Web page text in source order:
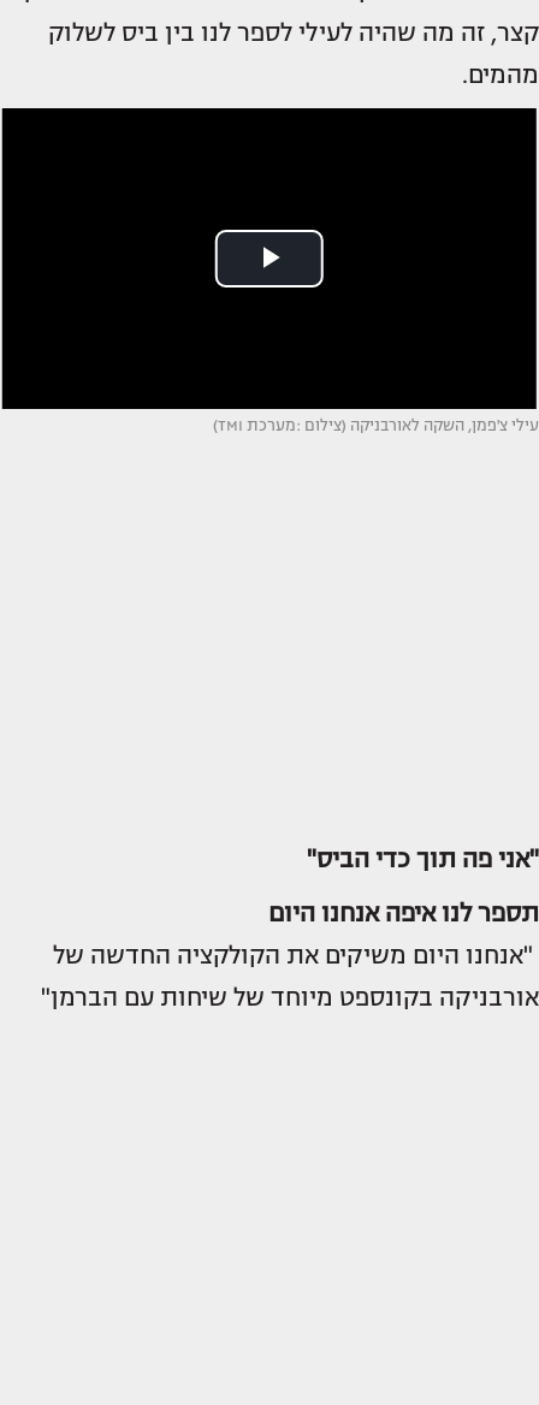
קצר, זה מה שהיה לעילי לספר לנו בין ביס לשלוק
מהמים.
עילי צ'פמן, השקה לאורבניקה (צילום :מערכת TMI)
"אני פה תוך כדי הביס"
תספר לנו איפה אנחנו היום
"אנחנו היום משיקים את הקולקציה החדשה של
אורבניקה בקונספט מיוחד של שיחות עם הברמן"